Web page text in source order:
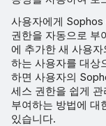
사용자에게
권한을 자동으로 부
에 추가한 새 사용
하는 사용자를 대상
하면 사용자의
세스 권한을 쉽게
부여하는 방법에 대
있습니다.